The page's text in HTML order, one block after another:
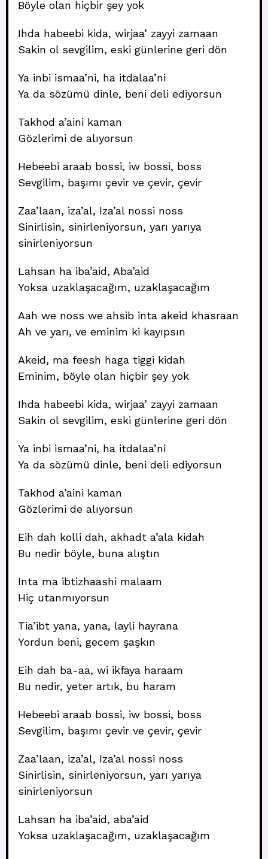
Böyle olan hiçbir şey yok
Ihda habeebi kida, wirjaa’ zayyi zamaan
Sakin ol sevgilim, eski günlerine geri dön
Ya inbi ismaa’ni, ha itdalaa’ni
Ya da sözümü dinle, beni deli ediyorsun
Takhod a’aini kaman
Gözlerimi de alıyorsun
Hebeebi araab bossi, iw bossi, boss
Sevgilim, başımı çevir ve çevir, çevir
Zaa’laan, iza’al, Iza’al nossi noss
Sinirlisin, sinirleniyorsun, yarı yarıya
sinirleniyorsun
Lahsan ha iba’aid, Aba’aid
Yoksa uzaklaşacağım, uzaklaşacağım
Aah we noss we ahsib inta akeid khasraan
Ah ve yarı, ve eminim ki kayıpsın
Akeid, ma feesh haga tiggi kidah
Eminim, böyle olan hiçbir şey yok
Ihda habeebi kida, wirjaa’ zayyi zamaan
Sakin ol sevgilim, eski günlerine geri dön
Ya inbi ismaa’ni, ha itdalaa’ni
Ya da sözümü dinle, beni deli ediyorsun
Takhod a’aini kaman
Gözlerimi de alıyorsun
Eih dah kolli dah, akhadt a’ala kidah
Bu nedir böyle, buna alıştın
Inta ma ibtizhaashi malaam
Hiç utanmıyorsun
Tia’ibt yana, yana, layli hayrana
Yordun beni, gecem şaşkın
Eih dah ba-aa, wi ikfaya haraam
Bu nedir, yeter artık, bu haram
Hebeebi araab bossi, iw bossi, boss
Sevgilim, başımı çevir ve çevir, çevir
Zaa’laan, iza’al, Iza’al nossi noss
Sinirlisin, sinirleniyorsun, yarı yarıya
sinirleniyorsun
Lahsan ha iba’aid, aba’aid
Yoksa uzaklaşacağım, uzaklaşacağım